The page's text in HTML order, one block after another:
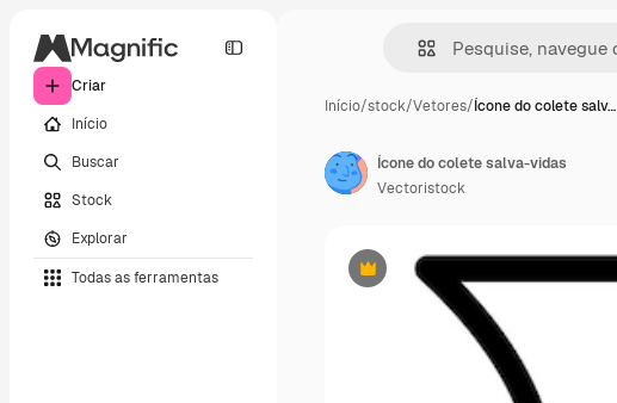
Criar
Início
Buscar
Stock
Explorar
Todas as ferramentas
Início/stock/Vetores/Ícone do colete salv…
Premium
Ícone do colete salva-vidas
Vectoristock